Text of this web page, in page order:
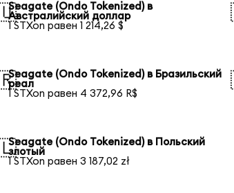
Seagate (Ondo Tokenized) в
Австралийский доллар
1 STXon равен 1 214,26 $
Seagate (Ondo Tokenized) в Бразильский
реал
1 STXon равен 4 372,96 R$
Seagate (Ondo Tokenized) в Польский
злотый
1 STXon равен 3 187,02 zł